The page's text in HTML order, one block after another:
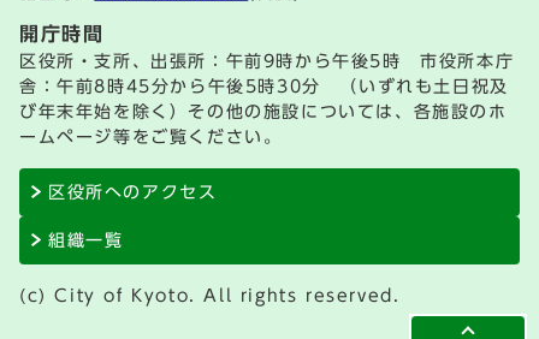
開庁時間
区役所・支所、出張所：午前9時から午後5時 市役所本庁
舎：午前8時45分から午後5時30分 （いずれも土日祝及
び年末年始を除く）その他の施設については、各施設のホ
ームページ等をご覧ください。
区役所へのアクセス
組織一覧
(c) City of Kyoto. All rights reserved.